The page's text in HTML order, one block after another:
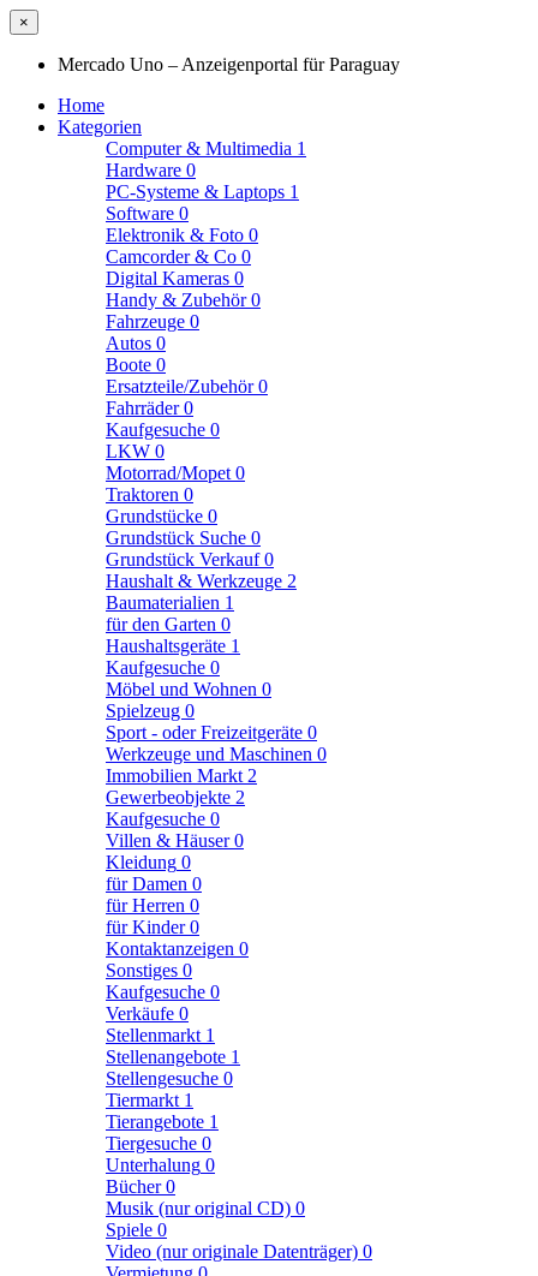
×
Mercado Uno – Anzeigenportal für Paraguay
Home
Kategorien
Computer & Multimedia 1
Hardware 0
PC-Systeme & Laptops 1
Software 0
Elektronik & Foto 0
Camcorder & Co 0
Digital Kameras 0
Handy & Zubehör0
Fahrzeuge 0
Autos 0
Boote 0
Ersatzteile/Zubehör0
Fahrräder0
Kaufgesuche 0
LKW 0
Motorrad/Mopet 0
Traktoren 0
Grundstücke 0
Grundstück Suche 0
Grundstück Verkauf0
Haushalt & Werkzeuge 2
Baumaterialien 1
für den Garten 0
Haushaltsgeräte 1
Kaufgesuche 0
Möbel und Wohnen 0
Spielzeug 0
Sport - oder Freizeitgeräte 0
Werkzeuge und Maschinen 0
Immobilien Markt 2
Gewerbeobjekte 2
Kaufgesuche 0
Villen & Häuser0
Kleidung 0
für Damen 0
für Herren 0
für Kinder0
Kontaktanzeigen 0
Sonstiges 0
Kaufgesuche 0
Verkäufe 0
Stellenmarkt 1
Stellenangebote 1
Stellengesuche 0
Tiermarkt 1
Tierangebote 1
Tiergesuche 0
Unterhalung 0
Bücher0
Musik (nur original CD) 0
Spiele 0
Video (nur originale Datenträger) 0